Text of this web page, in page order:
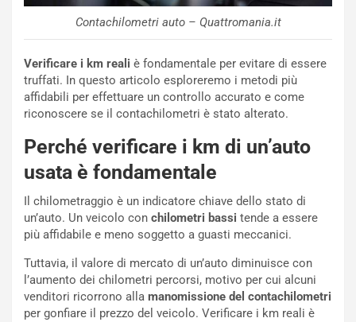
Contachilometri auto – Quattromania.it
Verificare i km reali è fondamentale per evitare di essere
truffati. In questo articolo esploreremo i metodi più
affidabili per effettuare un controllo accurato e come
riconoscere se il contachilometri è stato alterato.
Perché verificare i km di un’auto
usata è fondamentale
Il chilometraggio è un indicatore chiave dello stato di
un’auto. Un veicolo con chilometri bassi tende a essere
più affidabile e meno soggetto a guasti meccanici.
Tuttavia, il valore di mercato di un’auto diminuisce con
l’aumento dei chilometri percorsi, motivo per cui alcuni
venditori ricorrono alla manomissione del contachilometri
per gonfiare il prezzo del veicolo. Verificare i km reali è